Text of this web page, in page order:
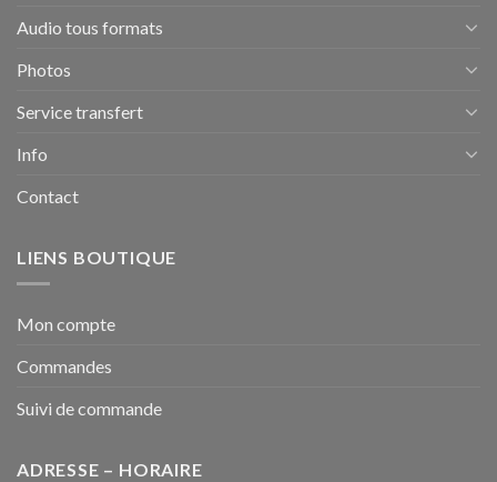
Audio tous formats
Photos
Service transfert
Info
Contact
LIENS BOUTIQUE
Mon compte
Commandes
Suivi de commande
ADRESSE – HORAIRE